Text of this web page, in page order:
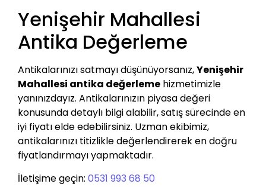
Yenişehir Mahallesi
Antika Değerleme
Antikalarınızı satmayı düşünüyorsanız,Yenişehir
Mahallesi antika değerleme hizmetimizle
yanınızdayız. Antikalarınızın piyasa değeri
konusunda detaylı bilgi alabilir, satış sürecinde en
iyi fiyatı elde edebilirsiniz. Uzman ekibimiz,
antikalarınızı titizlikle değerlendirerek en doğru
fiyatlandırmayı yapmaktadır.
İletişime geçin: 0531 993 68 50